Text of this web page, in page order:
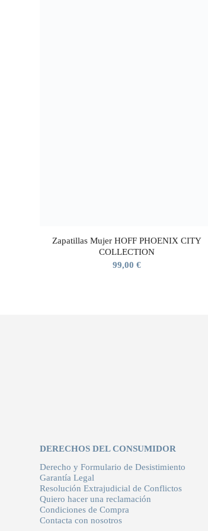
Zapatillas Mujer HOFF PHOENIX CITY
COLLECTION
99,00 €
DERECHOS DEL CONSUMIDOR
Derecho y Formulario de Desistimiento
Garantía Legal
Resolución Extrajudicial de Conflictos
Quiero hacer una reclamación
Condiciones de Compra
Contacta con nosotros